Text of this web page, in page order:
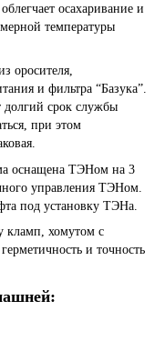
осахаривание и
температуры
оросителя,
и фильтра “Базука”.
долгий срок службы
при этом
оснащена ТЭНом на 3
управления ТЭНом.
под установку ТЭНа.
кламп, хомутом с
и точность